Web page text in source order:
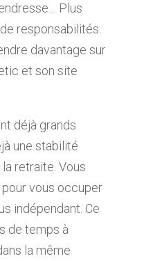
Plus
responsabilités.
davantage sur
et son site
déjà grands
une stabilité
retraite. Vous
vous occuper
indépendant. Ce
de temps à
la même